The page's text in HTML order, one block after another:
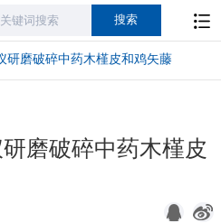
研磨破碎中药木槿皮和鸡矢藤
磨破碎中药木槿皮